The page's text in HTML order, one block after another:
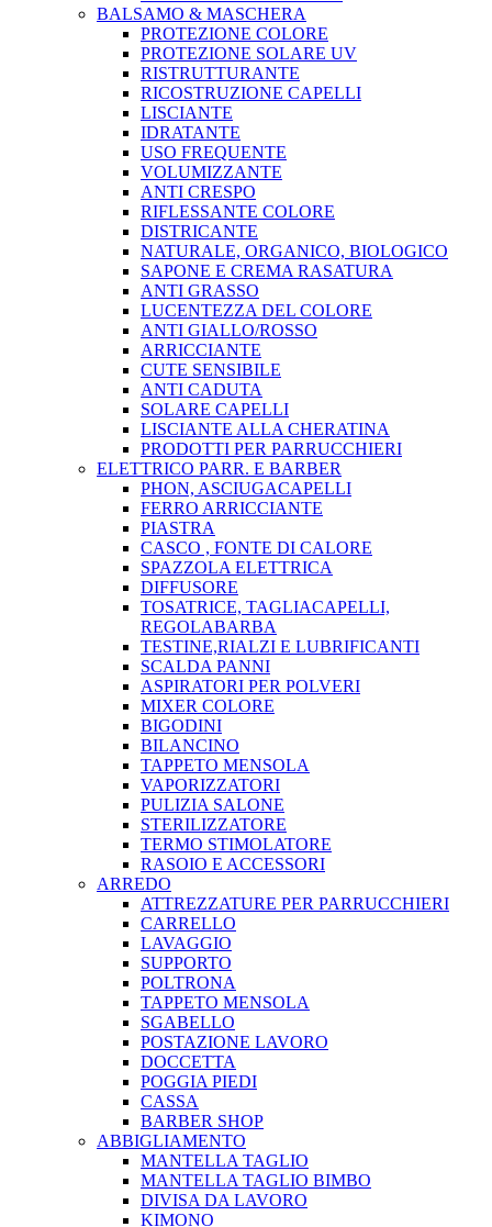
BALSAMO & MASCHERA
PROTEZIONE COLORE
PROTEZIONE SOLARE UV
RISTRUTTURANTE
RICOSTRUZIONE CAPELLI
LISCIANTE
IDRATANTE
USO FREQUENTE
VOLUMIZZANTE
ANTI CRESPO
RIFLESSANTE COLORE
DISTRICANTE
NATURALE, ORGANICO, BIOLOGICO
SAPONE E CREMA RASATURA
ANTI GRASSO
LUCENTEZZA DEL COLORE
ANTI GIALLO/ROSSO
ARRICCIANTE
CUTE SENSIBILE
ANTI CADUTA
SOLARE CAPELLI
LISCIANTE ALLA CHERATINA
PRODOTTI PER PARRUCCHIERI
ELETTRICO PARR. E BARBER
PHON, ASCIUGACAPELLI
FERRO ARRICCIANTE
PIASTRA
CASCO , FONTE DI CALORE
SPAZZOLA ELETTRICA
DIFFUSORE
TOSATRICE, TAGLIACAPELLI,
REGOLABARBA
TESTINE,RIALZI E LUBRIFICANTI
SCALDA PANNI
ASPIRATORI PER POLVERI
MIXER COLORE
BIGODINI
BILANCINO
TAPPETO MENSOLA
VAPORIZZATORI
PULIZIA SALONE
STERILIZZATORE
TERMO STIMOLATORE
RASOIO E ACCESSORI
ARREDO
ATTREZZATURE PER PARRUCCHIERI
CARRELLO
LAVAGGIO
SUPPORTO
POLTRONA
TAPPETO MENSOLA
SGABELLO
POSTAZIONE LAVORO
DOCCETTA
POGGIA PIEDI
CASSA
BARBER SHOP
ABBIGLIAMENTO
MANTELLA TAGLIO
MANTELLA TAGLIO BIMBO
DIVISA DA LAVORO
KIMONO